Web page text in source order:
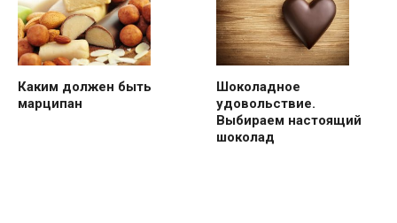
Каким должен быть
марципан
Шоколадное
удовольствие.
Выбираем настоящий
шоколад